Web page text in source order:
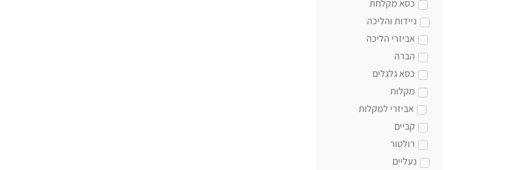
כסא מקלחת
ניידות והליכה
אביזרי הליכה
הברה
כסא גלגלים
מקלות
אביזרי למקלות
קביים
רולטור
נעליים